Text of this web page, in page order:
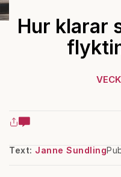
Hur klarar
Text: Janne Sundling